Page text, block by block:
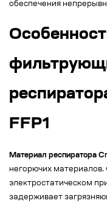
обеспечения
FFP1
Материал респиратора
негорючих
электростатическом
задерживает